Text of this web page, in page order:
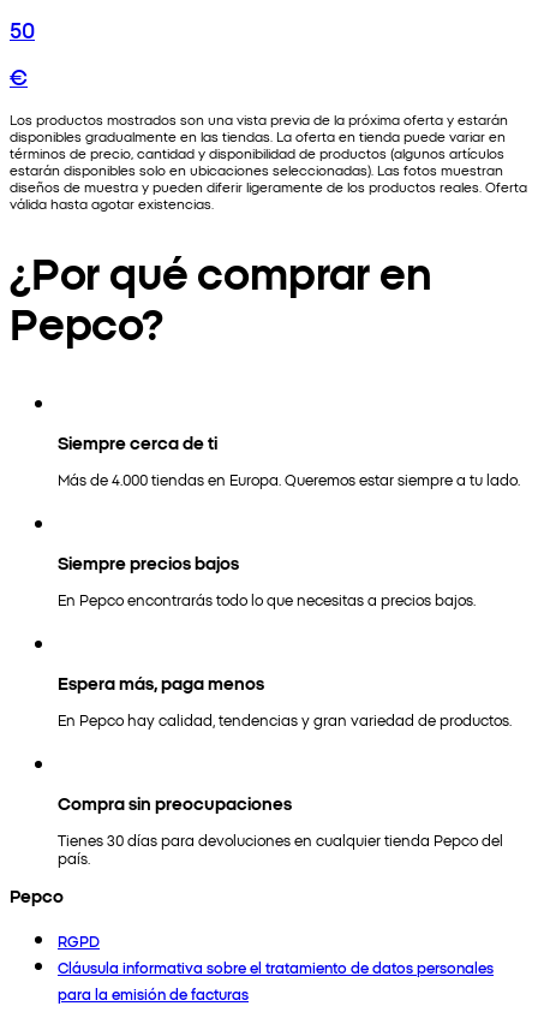
50
€
Los productos mostrados son una vista previa de la próxima oferta y estarán
disponibles gradualmente en las tiendas. La oferta en tienda puede variar en
términos de precio, cantidad y disponibilidad de productos (algunos artículos
estarán disponibles solo en ubicaciones seleccionadas). Las fotos muestran
diseños de muestra y pueden diferir ligeramente de los productos reales. Oferta
válida hasta agotar existencias.
¿Por qué comprar en
Pepco?
Siempre cerca de ti
Más de 4.000 tiendas en Europa. Queremos estar siempre a tu lado.
Siempre precios bajos
En Pepco encontrarás todo lo que necesitas a precios bajos.
Espera más, paga menos
En Pepco hay calidad, tendencias y gran variedad de productos.
Compra sin preocupaciones
Tienes 30 días para devoluciones en cualquier tienda Pepco del
país.
Pepco
RGPD
Cláusula informativa sobre el tratamiento de datos personales
para la emisión de facturas